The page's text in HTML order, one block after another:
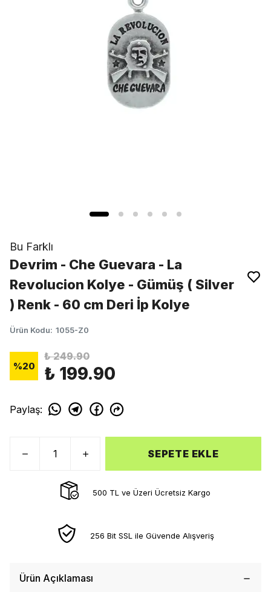
Bu Farklı
Devrim - Che Guevara - La
Revolucion Kolye - Gümüş ( Silver
) Renk - 60 cm Deri İp Kolye
Ürün Kodu: 1055-Z0
%20
₺ 249.90
₺ 199.90
Paylaş:
SEPETE EKLE
500 TL ve Üzeri Ücretsiz Kargo
256 Bit SSL ile Güvende Alışveriş
Ürün Açıklaması